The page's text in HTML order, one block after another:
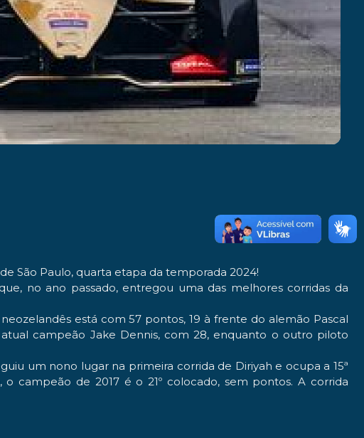
São Paulo, quarta etapa da temporada 2024!
no ano passado, entregou uma das melhores corridas da
está com 57 pontos, 19 à frente do alemão Pascal
campeão Jake Dennis, com 28, enquanto o outro piloto
um nono lugar na primeira corrida de Diriyah e ocupa a 15ª
campeão de 2017 é o 21º colocado, sem pontos. A corrida